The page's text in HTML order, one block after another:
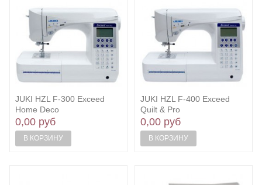
JUKI HZL F-300 Exceed
Home Deco
0,00 руб
В КОРЗИНУ
JUKI HZL F-400 Exceed
Quilt & Pro
0,00 руб
В КОРЗИНУ